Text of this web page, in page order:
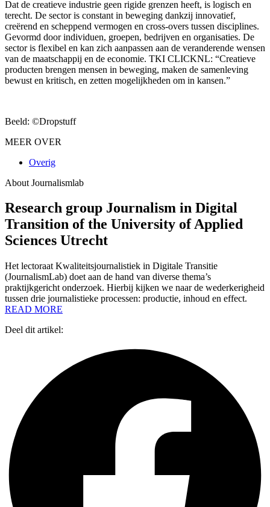
Dat de creatieve industrie geen rigide grenzen heeft, is logisch en
terecht. De sector is constant in beweging dankzij innovatief,
creërend en scheppend vermogen en cross-overs tussen disciplines.
Gevormd door individuen, groepen, bedrijven en organisaties. De
sector is flexibel en kan zich aanpassen aan de veranderende wensen
van de maatschappij en de economie. TKI CLICKNL: “Creatieve
producten brengen mensen in beweging, maken de samenleving
bewust en kritisch, en zetten mogelijkheden om in kansen.”
Beeld: ©Dropstuff
MEER OVER
Overig
About Journalismlab
Research group Journalism in Digital
Transition of the University of Applied
Sciences Utrecht
Het lectoraat Kwaliteitsjournalistiek in Digitale Transitie
(JournalismLab) doet aan de hand van diverse thema’s
praktijkgericht onderzoek. Hierbij kijken we naar de wederkerigheid
tussen drie journalistieke processen: productie, inhoud en effect.
READ MORE
Deel dit artikel: